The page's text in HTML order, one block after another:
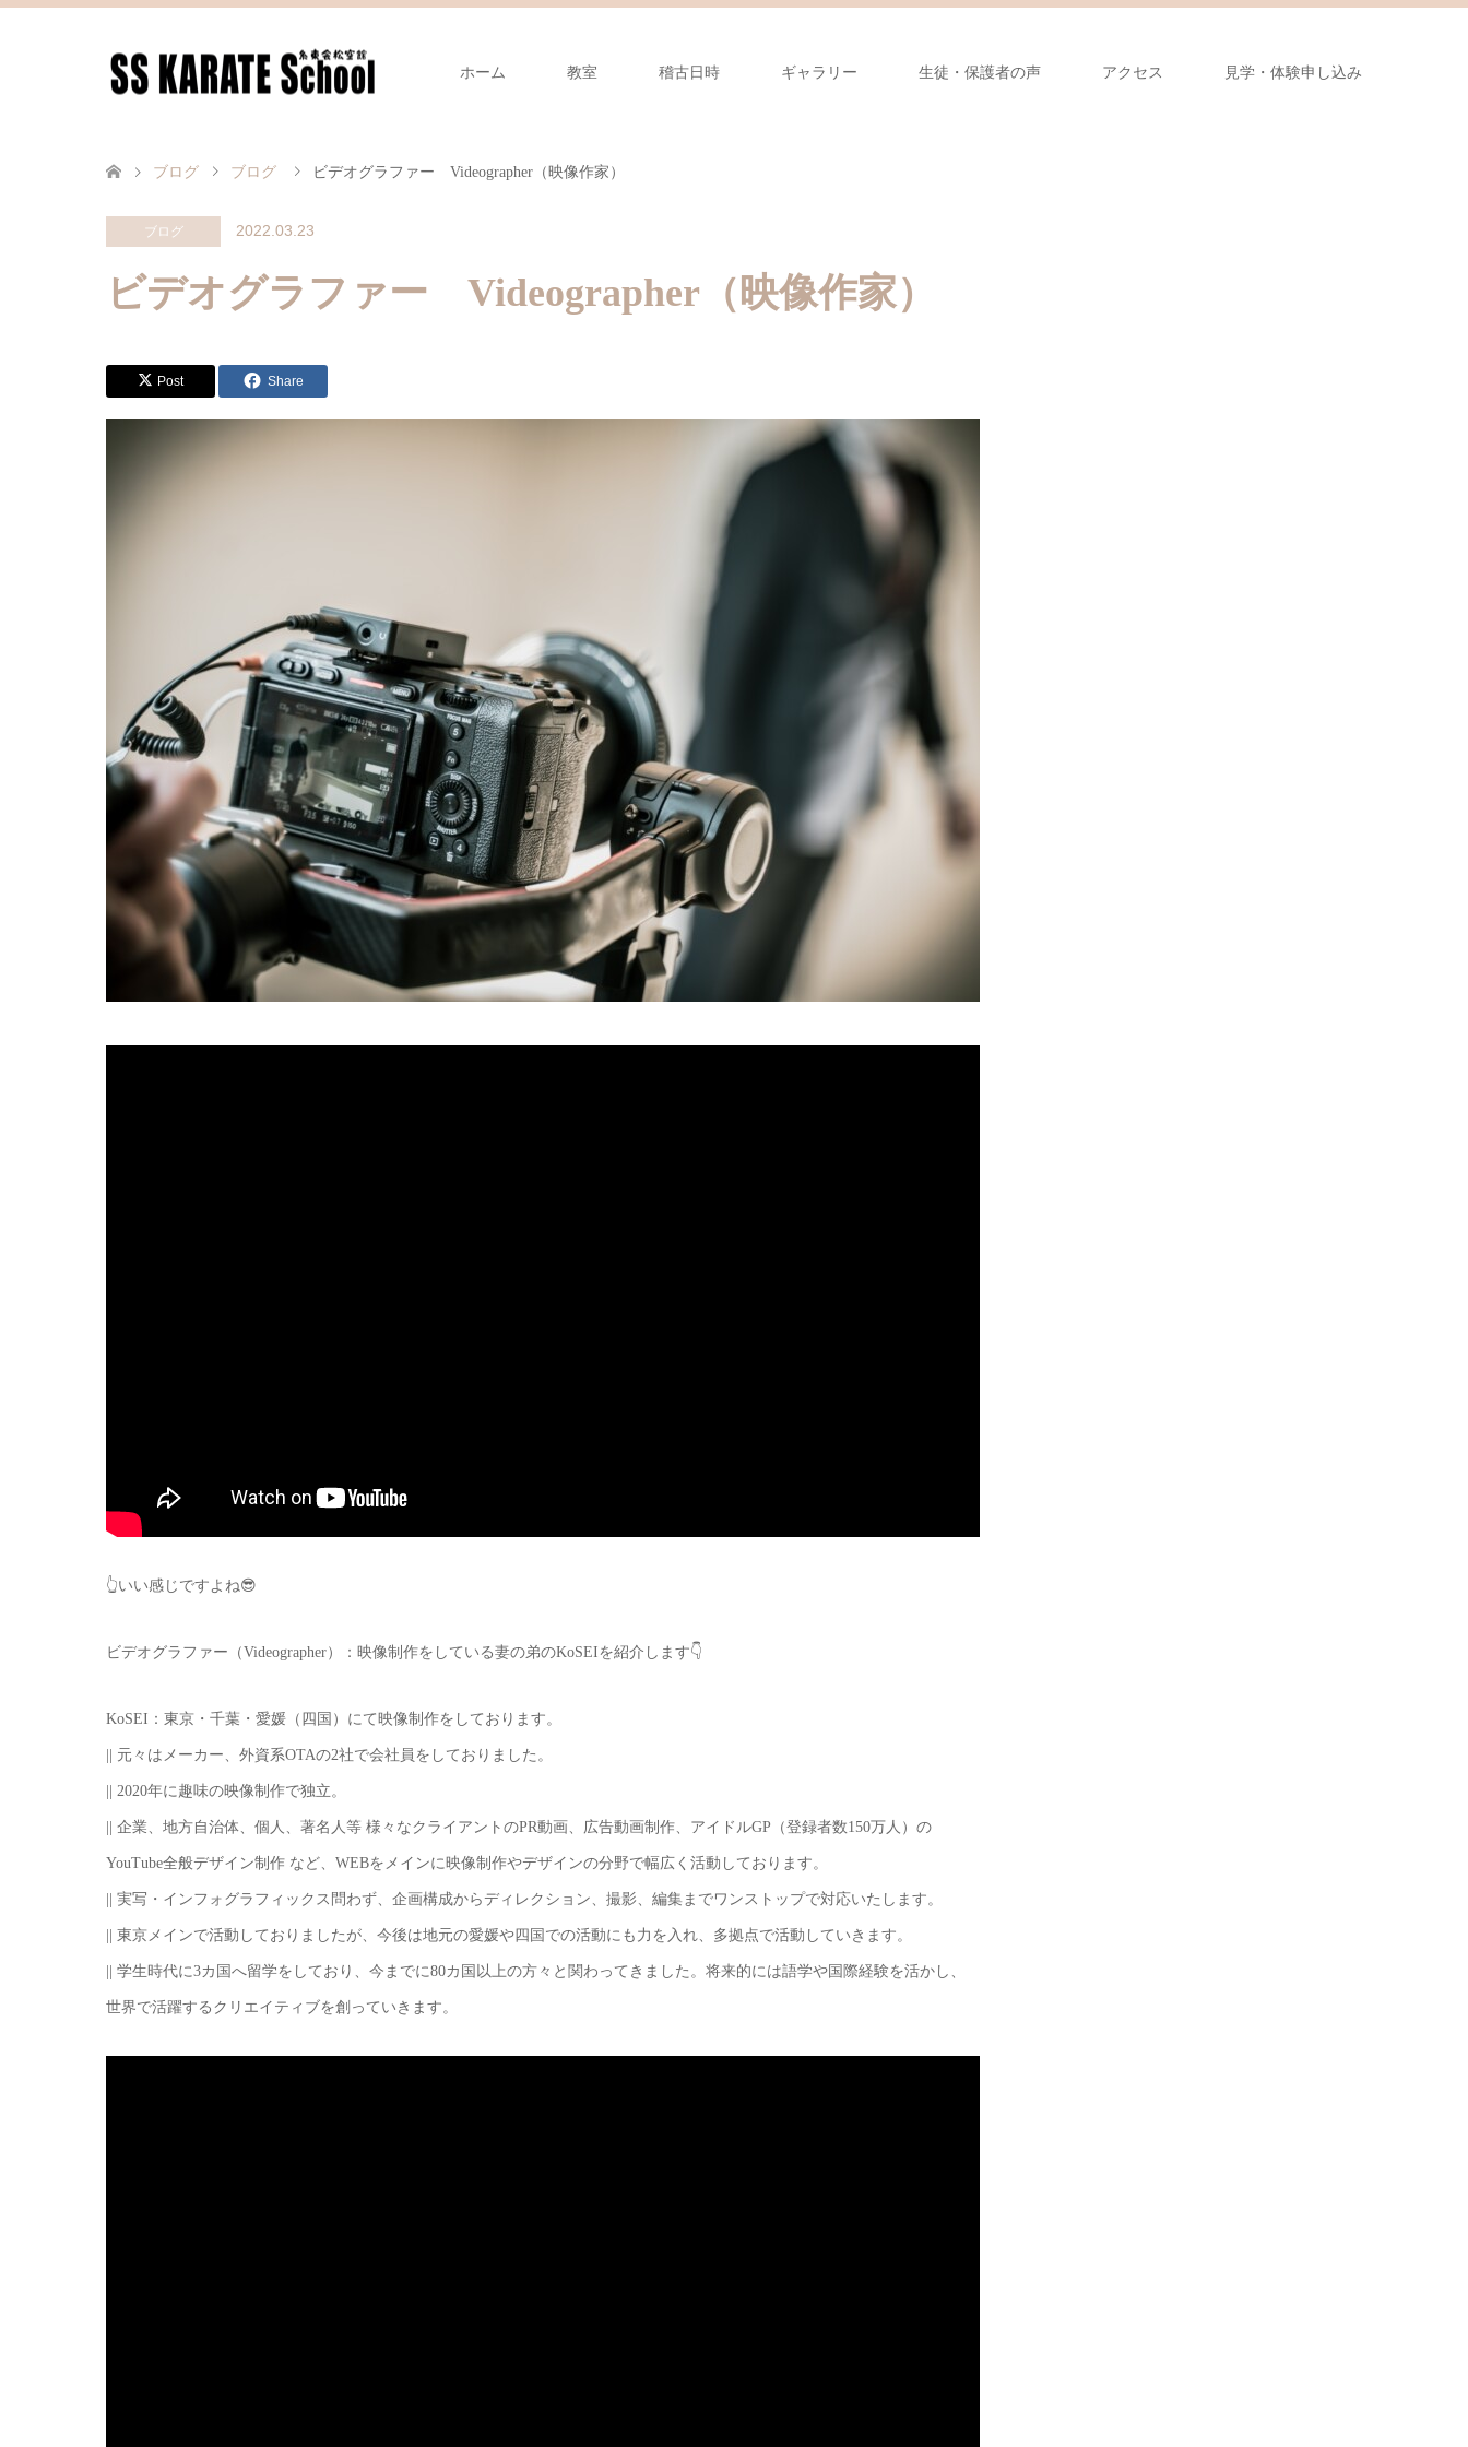
ホーム 教室 稽古日時 ギャラリー 生徒・保護者の声 アクセス 見学・体験申し込み
ブログ ブログ ビデオグラファー Videographer（映像作家）
ブログ 2022.03.23
ビデオグラファー Videographer（映像作家）
Post Share
👆いい感じですよね😎
ビデオグラファー（Videographer）：映像制作をしている妻の弟のKoSEIを紹介します👇
KoSEI：東京・千葉・愛媛（四国）にて映像制作をしております。
|| 元々はメーカー、外資系OTAの2社で会社員をしておりました。
|| 2020年に趣味の映像制作で独立。
|| 企業、地方自治体、個人、著名人等 様々なクライアントのPR動画、広告動画制作、アイドルGP（登録者数150万人）の
YouTube全般デザイン制作 など、WEBをメインに映像制作やデザインの分野で幅広く活動しております。
|| 実写・インフォグラフィックス問わず、企画構成からディレクション、撮影、編集までワンストップで対応いたします。
|| 東京メインで活動しておりましたが、今後は地元の愛媛や四国での活動にも力を入れ、多拠点で活動していきます。
|| 学生時代に3カ国へ留学をしており、今までに80カ国以上の方々と関わってきました。将来的には語学や国際経験を活かし、
世界で活躍するクリエイティブを創っていきます。